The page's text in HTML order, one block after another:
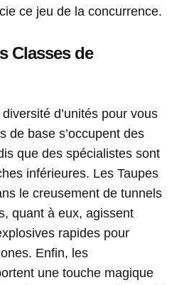
ce jeu de la concurrence.
Classes de
d’unités pour vous
de base s’occupent des
que des spécialistes sont
inférieures. Les Taupes
le creusement de tunnels
quant à eux, agissent
rapides pour
Enfin, les
une touche magique